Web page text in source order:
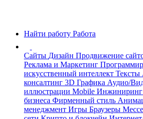
Найти работу Работа
Сайты Дизайн Продвижение
Реклама и Маркетинг
искусственный интеллект Тексты
консалтинг 3D Графика Аудио/
иллюстрации Mobile Инжиниринг
бизнеса Фирменный стиль
менеджмент Игры Браузеры